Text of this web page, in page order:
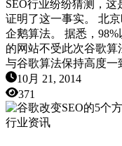
SEO行业纷纷猜测，
证明了这一事实。 北
企鹅算法。 据悉，
的网站不受此次谷歌算
与谷歌算法保持高度一
10月 21, 2014
371
行业资讯